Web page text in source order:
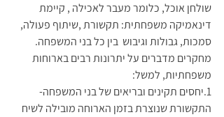
שולחן אוכל, כלומר מעבר לאכילה , קיימת
דינאמיקה משפחתית: תקשורת ,שיתוף פעולה,
סמכות, גבולות וגיבוש  בין כל בני המשפחה.
מחקרים מדברים על יתרונות רבים בארוחות
משפחתיות, למשל:
1.יחסים תקינים ובריאים של בני המשפחה-
התקשורת שנוצרת בזמן הארוחה מובילה לשיח